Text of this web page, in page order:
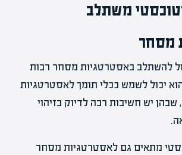
משתלב
מסחר
להשתלב באסטרטגיות מסחר רבות
הוא יכול לשמש ככלי תומך לאסטרטגיות
יש חשיבות רבה לדיוק בזיהוי
מתאים גם לאסטרטגיות מסחר